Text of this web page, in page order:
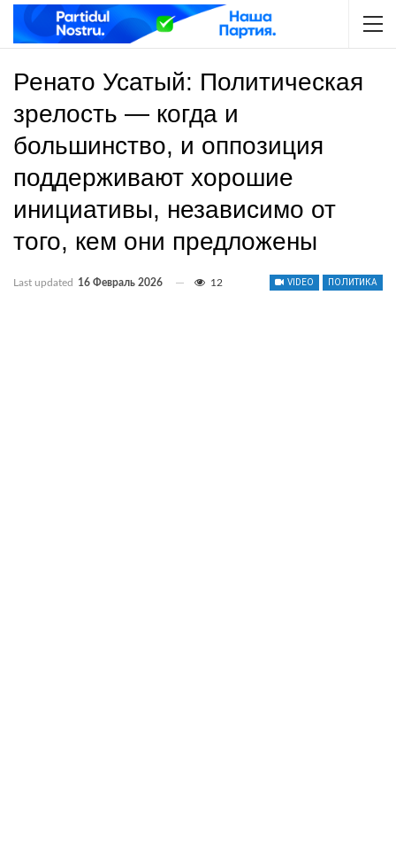
Ренато Усатый: Политическая
зрелость — когда и
большинство, и оппозиция
поддерживают хорошие
инициативы, независимо от
того, кем они предложены
VIDEO ПОЛИТИКА
Last updated 16 Февраль 2026 12